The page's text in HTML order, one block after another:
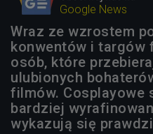
Google News
Wraz ze wzrostem
konwentów i targów
osób, które
ulubionych
filmów. Cosplayowe
bardziej
wykazują się